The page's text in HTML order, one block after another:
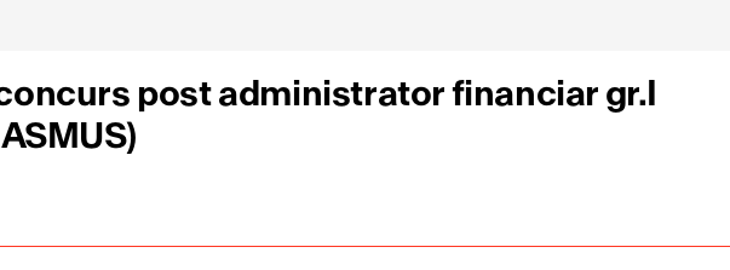
post administrator financiar gr.I